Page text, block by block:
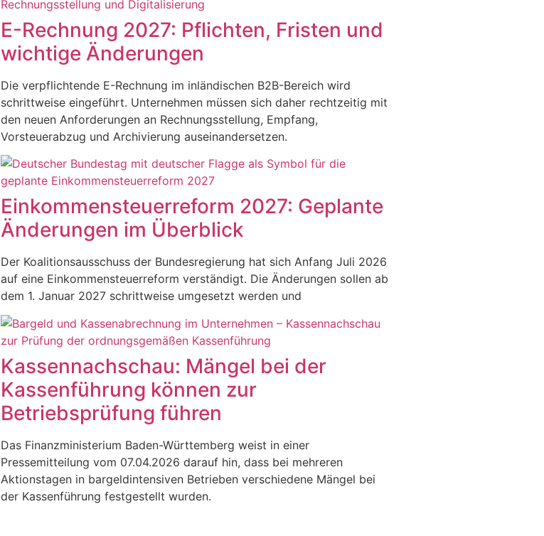
E-Rechnung 2027: Pflichten, Fristen und
wichtige Änderungen
Die verpflichtende E-Rechnung im inländischen B2B-Bereich wird
schrittweise eingeführt. Unternehmen müssen sich daher rechtzeitig mit
den neuen Anforderungen an Rechnungsstellung, Empfang,
Vorsteuerabzug und Archivierung auseinandersetzen.
Einkommensteuerreform 2027: Geplante
Änderungen im Überblick
Der Koalitionsausschuss der Bundesregierung hat sich Anfang Juli 2026
auf eine Einkommensteuerreform verständigt. Die Änderungen sollen ab
dem 1. Januar 2027 schrittweise umgesetzt werden und
Kassennachschau: Mängel bei der
Kassenführung können zur
Betriebsprüfung führen
Das Finanzministerium Baden-Württemberg weist in einer
Pressemitteilung vom 07.04.2026 darauf hin, dass bei mehreren
Aktionstagen in bargeldintensiven Betrieben verschiedene Mängel bei
der Kassenführung festgestellt wurden.